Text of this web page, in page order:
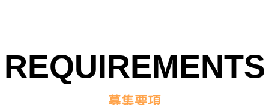
REQUIREMENTS
募集要項